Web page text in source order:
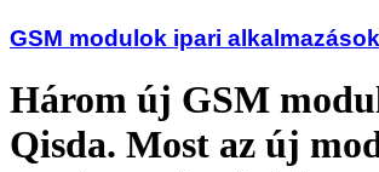
GSM modulok ipari
Három új GSM
Qisda. Most az új